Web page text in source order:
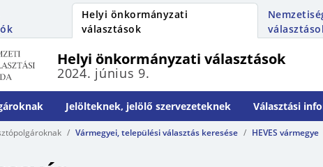
Helyi önkormányzati
választások
Helyi önkormányzati választások
2024. június 9.
Jelölteknek, jelölő szervezeteknek Választási
Vármegyei, települési választás keresése HEVES vármegye